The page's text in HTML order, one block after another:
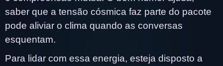
saber que a tensão cósmica faz parte do pacote
pode aliviar o clima quando as conversas
esquentam.
Para lidar com essa energia, esteja disposto a